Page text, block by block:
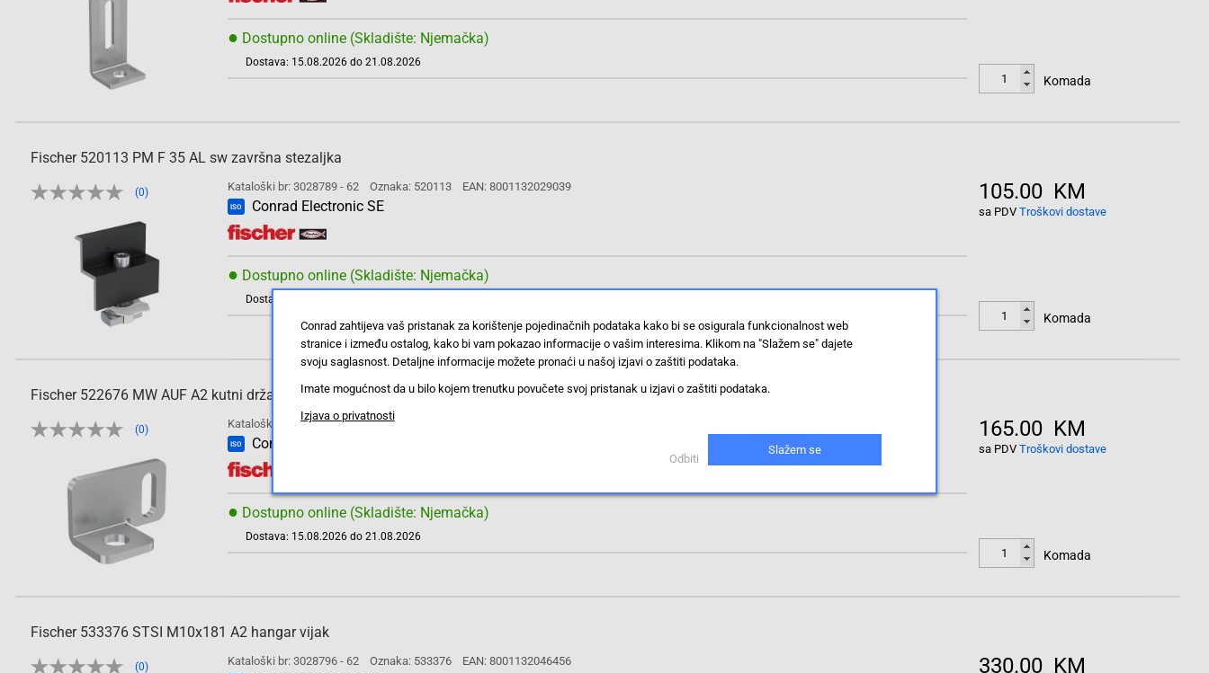
● Dostupno online (Skladište: Njemačka)
Dostava: 15.08.2026 do 21.08.2026
Komada
Fischer 520113 PM F 35 AL sw završna stezaljka
(0) Kataloški br: 3028789 - 62 Oznaka: 520113 EAN: 8001132029039
ISO Conrad Electronic SE
● Dostupno online (Skladište: Njemačka)
Dostava: 15.08.2026 do 21.08.2026
105.00 KM
sa PDV Troškovi dostave
Komada
Fischer 522676 MW AUF A2 kutni držač
(0) Kataloški br: 3028794 - 62 Oznaka: 522676
ISO Conrad Electronic SE
● Dostupno online (Skladište: Njemačka)
Dostava: 15.08.2026 do 21.08.2026
165.00 KM
sa PDV Troškovi dostave
Komada
Fischer 533376 STSI M10x181 A2 hangar vijak
(0) Kataloški br: 3028796 - 62 Oznaka: 533376 EAN: 8001132046456 330.00 KM
Conrad zahtijeva vaš pristanak za korištenje pojedinačnih podataka kako bi se osigurala funkcionalnost web
stranice i između ostalog, kako bi vam pokazao informacije o vašim interesima. Klikom na "Slažem se" dajete
svoju saglasnost. Detaljne informacije možete pronaći u našoj izjavi o zaštiti podataka.
Imate mogućnost da u bilo kojem trenutku povučete svoj pristanak u izjavi o zaštiti podataka.
Izjava o privatnosti
Odbiti
Slažem se